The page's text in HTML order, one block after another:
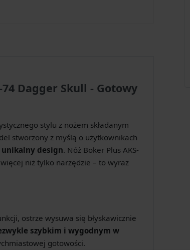
74 Dagger Skull - Gotowy
stylu z nożem składanym
stworzony z myślą o użytkownikach
unikalny design. Nóż Boker Plus AKS-
niż tylko narzędzie – to wyraz
ostrze wysuwa się błyskawicznie
szybkim i wygodnym w
gotowości.